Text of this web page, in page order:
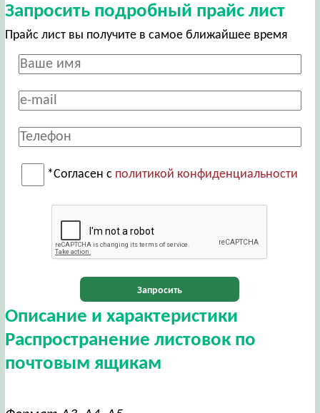
Запросить подробный прайс лист
Прайс лист вы получите в самое ближайшее время
*Согласен с политикой конфиденциальности
Запросить
Описание и характеристики
Распространение листовок по
почтовым ящикам